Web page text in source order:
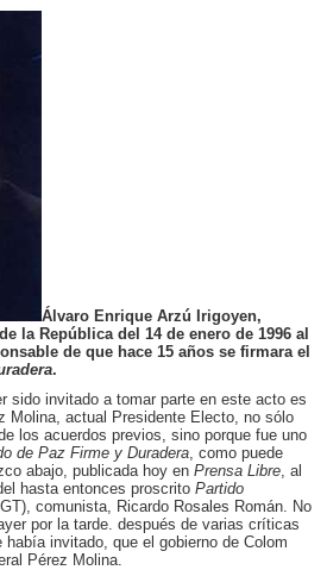
Álvaro Enrique Arzú Irigoyen,
la República del 14 de enero de 1996 al
de que hace 15 años se firmara el
.
sido invitado a tomar parte en este acto es
Molina, actual Presidente Electo, no sólo
los acuerdos previos, sino porque fue uno
de Paz Firme y Duradera, como puede
abajo, publicada hoy en Prensa Libre, al
hasta entonces proscrito Partido
comunista, Ricardo Rosales Román. No
por la tarde. después de varias críticas
invitado, que el gobierno de Colom
Pérez Molina.